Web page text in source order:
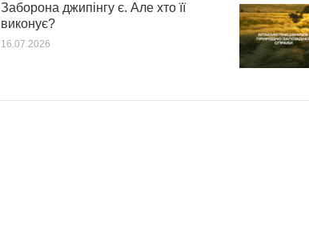
Заборона джипінгу є. Але хто її
виконує?
16.07.2026